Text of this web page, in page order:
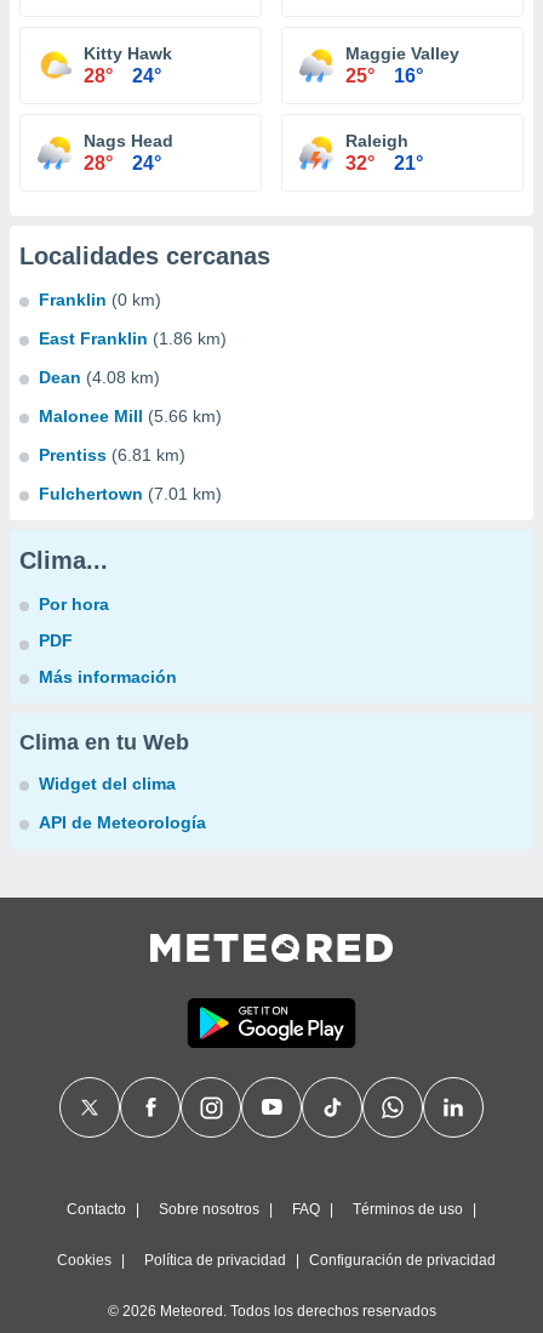
Kitty Hawk
28° 24°
Maggie Valley
25° 16°
Nags Head
28° 24°
Raleigh
32° 21°
Localidades cercanas
Franklin (0 km)
East Franklin (1.86 km)
Dean (4.08 km)
Malonee Mill (5.66 km)
Prentiss (6.81 km)
Fulchertown (7.01 km)
Clima...
Por hora
PDF
Más información
Clima en tu Web
Widget del clima
API de Meteorología
Contacto Sobre nosotros FAQ Términos de uso
Cookies Política de privacidad Configuración de privacidad
© 2026 Meteored. Todos los derechos reservados